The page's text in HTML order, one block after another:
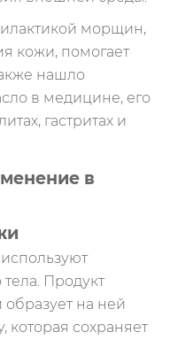
морщин,
кожи, помогает
нашло
в медицине, его
гастритах и
в
Продукт
на ней
сохраняет